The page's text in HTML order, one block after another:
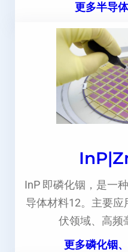
更多半导
InP 即磷化铟，是
导体材料12。主要
伏领域、高频
更多磷化铟